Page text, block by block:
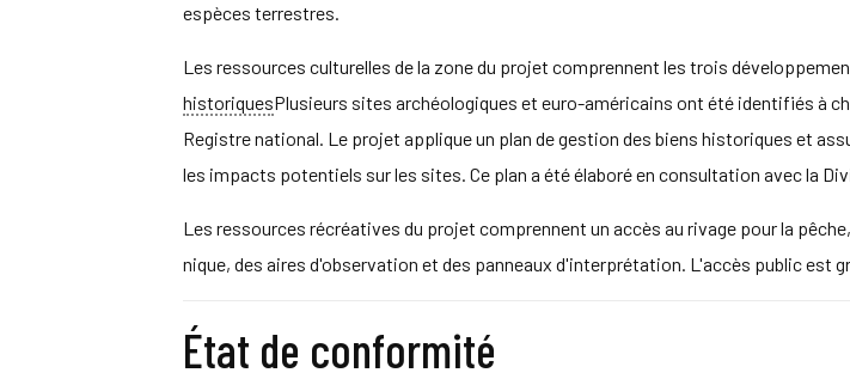
espèces terrestres.
Les ressources culturelles de la zone du projet comprennent les trois
historiquesPlusieurs sites archéologiques et euro-américains ont été identifiés à
Registre national. Le projet applique un plan de gestion des biens historiques et
les impacts potentiels sur les sites. Ce plan a été élaboré en consultation avec la
Les ressources récréatives du projet comprennent un accès au rivage pour la
nique, des aires d'observation et des panneaux d'interprétation. L'accès public est
État de conformité